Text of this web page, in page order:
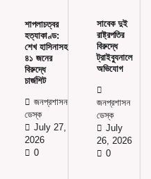
শাপলাচত্বর
হত্যাকাণ্ড:
শেখ হাসিনাসহ
৪১ জনের
বিরুদ্ধে
চার্জশিট
জনপ্রশাসন
ডেস্ক
July 27,
2026
0
সাবেক দুই
রাষ্ট্রপতির
বিরুদ্ধে
ট্রাইব্যুনালে
অভিযোগ
জনপ্রশাসন
ডেস্ক
July
26, 2026
0